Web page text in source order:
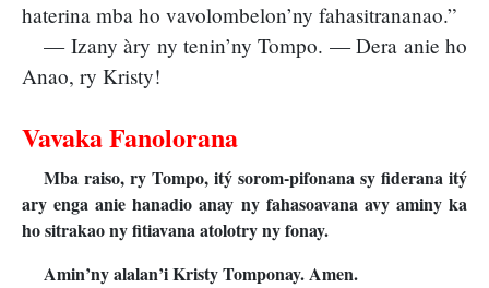
haterina mba ho vavolombelon’ny fahasitrananao.”
— Izany àry ny tenin’ny Tompo. — Dera anie ho
Anao, ry Kristy!
Vavaka Fanolorana
Mba raiso, ry Tompo, itý sorom-pifonana sy fiderana itý
ary enga anie hanadio anay ny fahasoavana avy aminy ka
ho sitrakao ny fitiavana atolotry ny fonay.
Amin’ny alalan’i Kristy Tomponay. Amen.